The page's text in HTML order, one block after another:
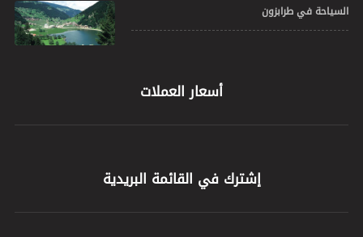
السياحة في طرابزون
أسعار العملات
إشترك في القائمة البريدية